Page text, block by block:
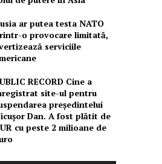
ar putea testa NATO
o provocare limitată,
serviciile
RECORD Cine a
site-ul pentru
președintelui
Dan. A fost plătit de
cu peste 2 milioane de